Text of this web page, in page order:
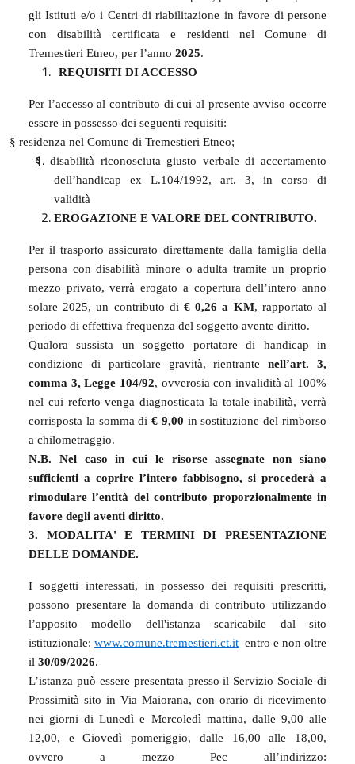
gli Istituti e/o i Centri di riabilitazione in favore di persone
con disabilità certificata e residenti nel Comune di
Tremestieri Etneo, per l’anno 2025.
REQUISITI DI ACCESSO
Per l’accesso al contributo di cui al presente avviso occorre
essere in possesso dei seguenti requisiti:
§ residenza nel Comune di Tremestieri Etneo;
§
disabilità riconosciuta giusto verbale di accertamento
dell’handicap ex L.104/1992, art. 3, in corso di
validità
EROGAZIONE E VALORE DEL CONTRIBUTO.
Per il trasporto assicurato direttamente dalla famiglia della
persona con disabilità minore o adulta tramite un proprio
mezzo privato, verrà erogato a copertura dell’intero anno
solare 2025, un contributo di € 0,26 a KM, rapportato al
periodo di effettiva frequenza del soggetto avente diritto.
Qualora sussista un soggetto portatore di handicap in
condizione di particolare gravità, rientrantenell’art. 3,
comma 3, Legge 104/92, ovverosia con invalidità al 100%
nel cui referto venga diagnosticata la totale inabilità, verrà
corrisposta la somma di€ 9,00 in sostituzione del rimborso
a chilometraggio.
N.B. Nel caso in cui le risorse assegnate non siano
sufficienti a coprire l’intero fabbisogno, si procederà a
rimodulare l’entità del contributo proporzionalmente in
favore degli aventi diritto.
3. MODALITA' E TERMINI DI PRESENTAZIONE
DELLE DOMANDE.
I soggetti interessati, in possesso dei requisiti prescritti,
possono presentare la domanda di contributo utilizzando
l’apposito modello dell'istanza scaricabile dal sito
istituzionale: www.comune.tremestieri.ct.it entro e non oltre
il 30/09/2026.
L’istanza può essere presentata presso il Servizio Sociale di
Prossimità sito in Via Maiorana, con orario di ricevimento
nei giorni di Lunedì e Mercoledì mattina, dalle 9,00 alle
12,00, e Giovedì pomeriggio, dalle 16,00 alle 18,00,
ovvero a mezzo Pec all’indirizzo: